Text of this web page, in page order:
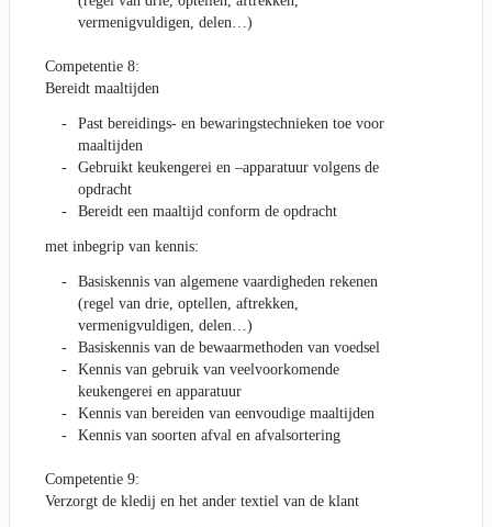
vermenigvuldigen, delen…)
Competentie 8:
Bereidt maaltijden
Past bereidings- en bewaringstechnieken toe voor
maaltijden
Gebruikt keukengerei en –apparatuur volgens de
opdracht
Bereidt een maaltijd conform de opdracht
met inbegrip van kennis:
Basiskennis van algemene vaardigheden rekenen
(regel van drie, optellen, aftrekken,
vermenigvuldigen, delen…)
Basiskennis van de bewaarmethoden van voedsel
Kennis van gebruik van veelvoorkomende
keukengerei en apparatuur
Kennis van bereiden van eenvoudige maaltijden
Kennis van soorten afval en afvalsortering
Competentie 9:
Verzorgt de kledij en het ander textiel van de klant